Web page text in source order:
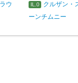
ウ
IL.0
クルザン・
ーンチムニー